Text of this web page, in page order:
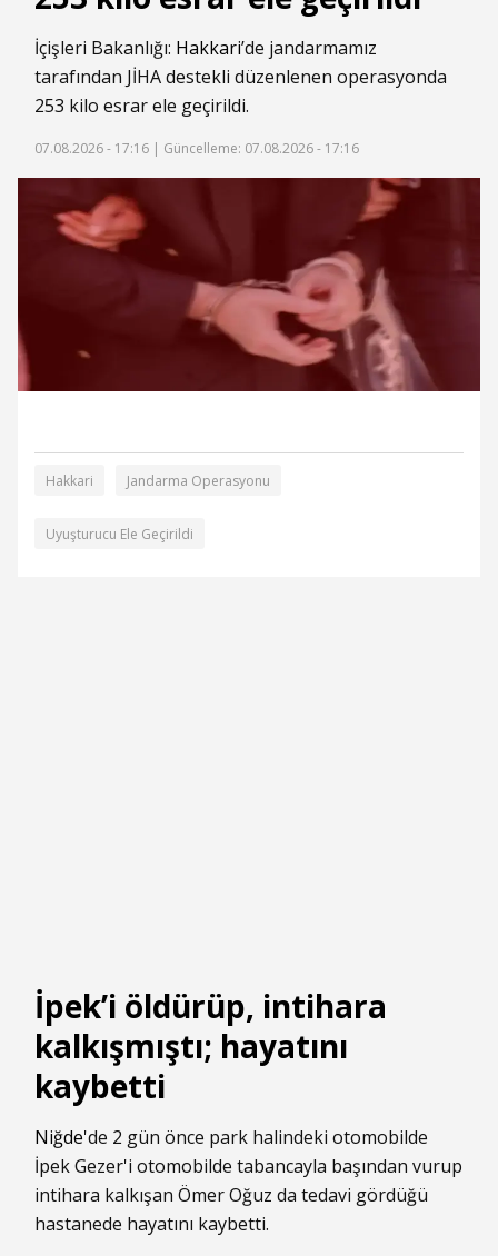
İçişleri Bakanlığı: Hakkari’de jandarmamız
tarafından JİHA destekli düzenlenen operasyonda
253 kilo esrar ele geçirildi.
07.08.2026 - 17:16 | Güncelleme: 07.08.2026 - 17:16
Hakkari Jandarma Operasyonu
Uyuşturucu Ele Geçirildi
İpek’i öldürüp, intihara
kalkışmıştı; hayatını
kaybetti
Niğde'de 2 gün önce park halindeki otomobilde
İpek Gezer'i otomobilde tabancayla başından vurup
intihara kalkışan Ömer Oğuz da tedavi gördüğü
hastanede hayatını kaybetti.